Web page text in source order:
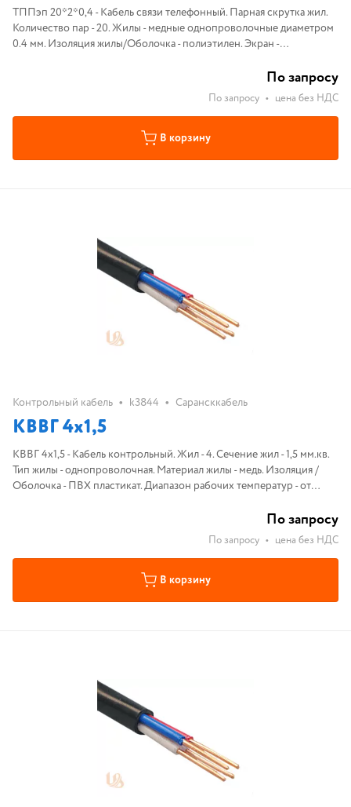
ТППэп 20*2*0,4 - Кабель связи телефонный. Парная скрутка жил.
Количество пар - 20. Жилы - медные однопроволочные диаметром
0.4 мм. Изоляция жилы/Оболочка - полиэтилен. Экран -
По запросу
По запросу • цена без НДС
В корзину
Контрольный кабель • k3844 • Сарансккабель
КВВГ 4х1,5
КВВГ 4х1,5 - Кабель контрольный. Жил - 4. Сечение жил - 1,5 мм.кв.
Тип жилы - однопроволочная. Материал жилы - медь. Изоляция /
Оболочка - ПВХ пластикат. Диапазон рабочих температур - от
По запросу
По запросу • цена без НДС
В корзину